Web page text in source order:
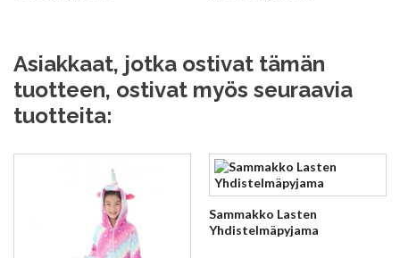
Asiakkaat, jotka ostivat tämän
tuotteen, ostivat myös seuraavia
tuotteita:
Sammakko Lasten
Yhdistelmäpyjama